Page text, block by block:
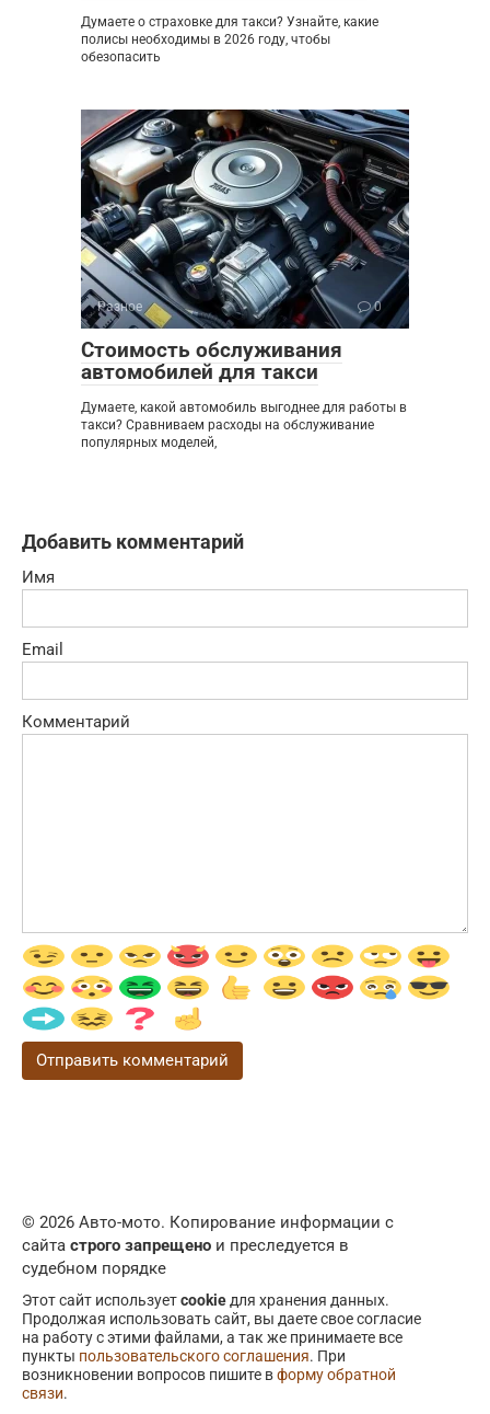
Думаете о страховке для такси? Узнайте, какие
полисы необходимы в 2026 году, чтобы
обезопасить
Разное 0
Стоимость обслуживания
автомобилей для такси
Думаете, какой автомобиль выгоднее для работы в
такси? Сравниваем расходы на обслуживание
популярных моделей,
Добавить комментарий
Имя
Email
Комментарий
© 2026 Авто-мото. Копирование информации с
сайта строго запрещено и преследуется в
судебном порядке
Этот сайт используетcookie для хранения данных.
Продолжая использовать сайт, вы даете свое согласие
на работу с этими файлами, а так же принимаете все
пункты пользовательского соглашения. При
возникновении вопросов пишите вформу обратной
связи.